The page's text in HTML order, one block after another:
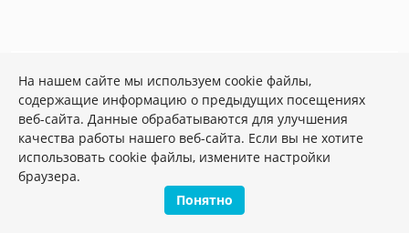
На нашем сайте мы используем cookie файлы,
содержащие информацию о предыдущих посещениях
веб-сайта. Данные обрабатываются для улучшения
качества работы нашего веб-сайта. Если вы не хотите
использовать cookie файлы, измените настройки
браузера.
Понятно